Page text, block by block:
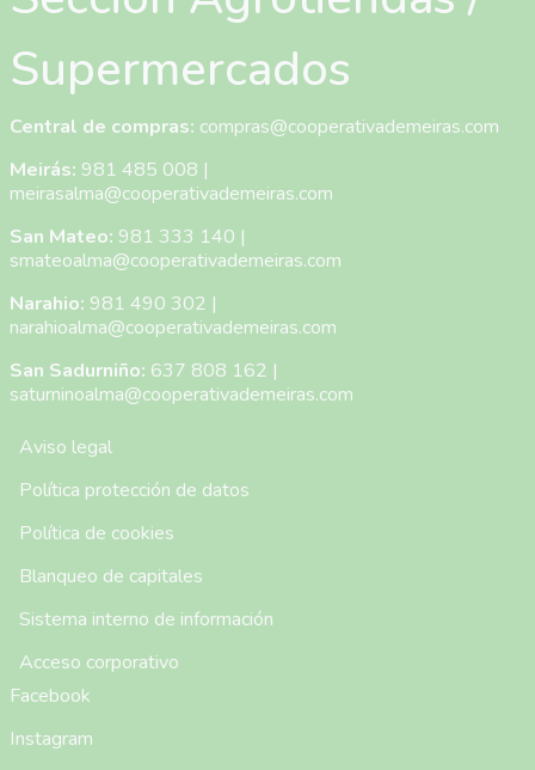
Supermercados
Central de compras: compras@cooperativademeiras.com
Meirás: 981 485 008 |
meirasalma@cooperativademeiras.com
San Mateo: 981 333 140 |
smateoalma@cooperativademeiras.com
Narahio: 981 490 302 |
narahioalma@cooperativademeiras.com
San Sadurniño: 637 808 162 |
saturninoalma@cooperativademeiras.com
Menú Pie de Página
Aviso legal
Política protección de datos
Política de cookies
Blanqueo de capitales
Sistema interno de información
Acceso corporativo
Facebook
Instagram